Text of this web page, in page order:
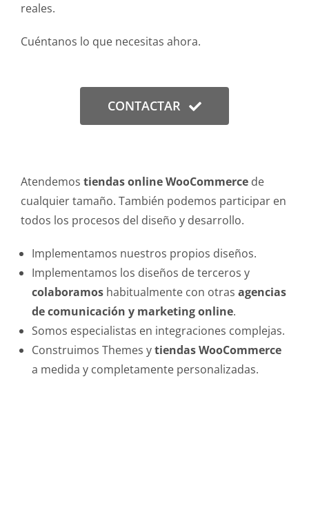
reales.
Cuéntanos lo que necesitas ahora.
CONTACTAR
Atendemos tiendas online WooCommercede
cualquier tamaño. También podemos participar en
todos los procesos del diseño y desarrollo.
Implementamos nuestros propios diseños.
Implementamos los diseños de terceros y
colaboramoshabitualmente con otras agencias
de comunicación y marketing online.
Somos especialistas en integraciones complejas.
Construimos Themes ytiendas WooCommerce
a medida y completamente personalizadas.